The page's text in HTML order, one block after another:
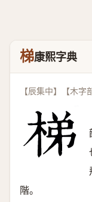
梯康熙字典
【辰集中】【木
階。